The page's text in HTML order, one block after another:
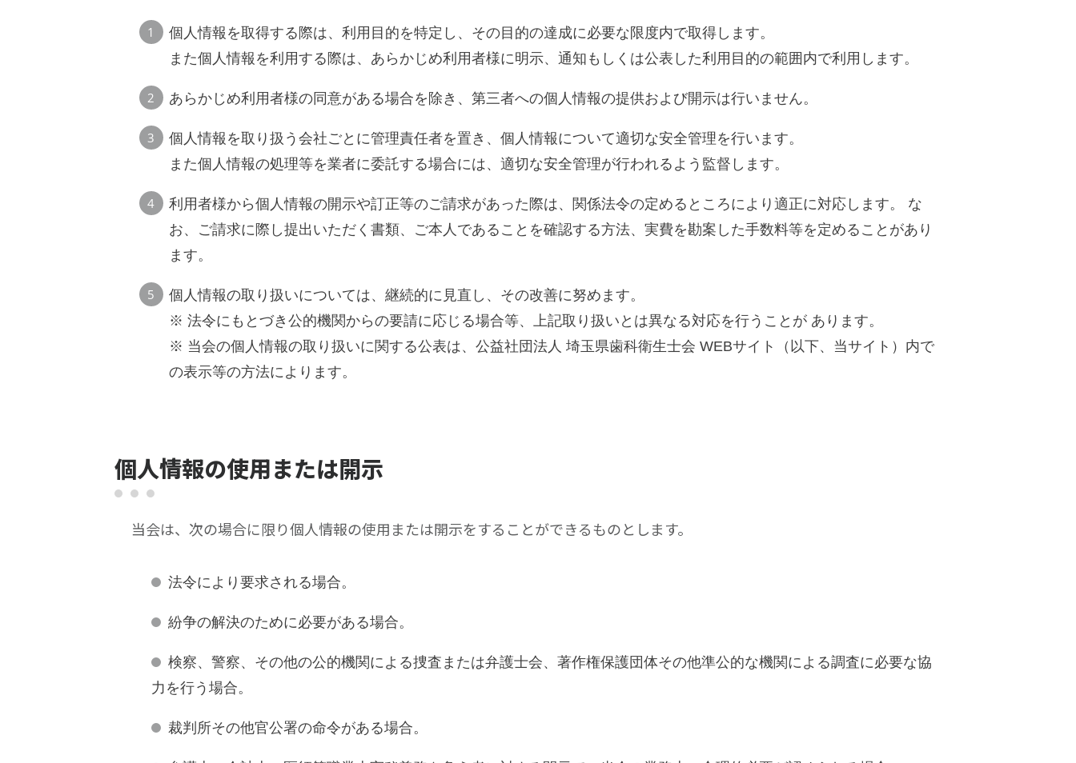
個人情報を取得する際は、利用目的を特定し、その目的の達成に必要な限度内で取得します。
また個人情報を利用する際は、あらかじめ利用者様に明示、通知もしくは公表した利用目的の範囲内で利用します。
あらかじめ利用者様の同意がある場合を除き、第三者への個人情報の提供および開示は行いません。
個人情報を取り扱う会社ごとに管理責任者を置き、個人情報について適切な安全管理を行います。
また個人情報の処理等を業者に委託する場合には、適切な安全管理が行われるよう監督します。
利用者様から個人情報の開示や訂正等のご請求があった際は、関係法令の定めるところにより適正に対応します。 な
お、ご請求に際し提出いただく書類、ご本人であることを確認する方法、実費を勘案した手数料等を定めることがあり
ます。
個人情報の取り扱いについては、継続的に見直し、その改善に努めます。
※ 法令にもとづき公的機関からの要請に応じる場合等、上記取り扱いとは異なる対応を行うことが あります。
※ 当会の個人情報の取り扱いに関する公表は、公益社団法人 埼玉県歯科衛生士会 WEBサイト（以下、当サイト）内で
の表示等の方法によります。
個人情報の使用または開示
当会は、次の場合に限り個人情報の使用または開示をすることができるものとします。
法令により要求される場合。
紛争の解決のために必要がある場合。
検察、警察、その他の公的機関による捜査または弁護士会、著作権保護団体その他準公的な機関による調査に必要な協
力を行う場合。
裁判所その他官公署の命令がある場合。